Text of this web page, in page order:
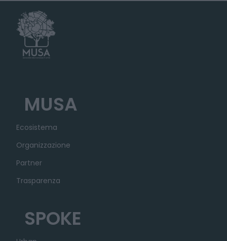
MUSA
Ecosistema
Organizzazione
Partner
Trasparenza
SPOKE